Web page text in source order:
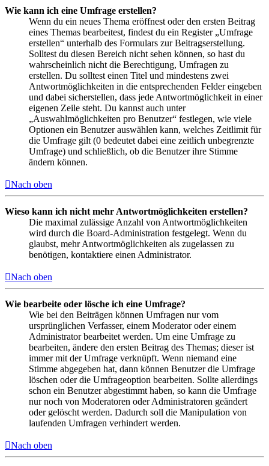
Wie kann ich eine Umfrage erstellen?
Wenn du ein neues Thema eröffnest oder den ersten Beitrag
eines Themas bearbeitest, findest du ein Register „Umfrage
erstellen“ unterhalb des Formulars zur Beitragserstellung.
Solltest du diesen Bereich nicht sehen können, so hast du
wahrscheinlich nicht die Berechtigung, Umfragen zu
erstellen. Du solltest einen Titel und mindestens zwei
Antwortmöglichkeiten in die entsprechenden Felder eingeben
und dabei sicherstellen, dass jede Antwortmöglichkeit in einer
eigenen Zeile steht. Du kannst auch unter
„Auswahlmöglichkeiten pro Benutzer“ festlegen, wie viele
Optionen ein Benutzer auswählen kann, welches Zeitlimit für
die Umfrage gilt (0 bedeutet dabei eine zeitlich unbegrenzte
Umfrage) und schließlich, ob die Benutzer ihre Stimme
ändern können.
Nach oben
Wieso kann ich nicht mehr Antwortmöglichkeiten erstellen?
Die maximal zulässige Anzahl von Antwortmöglichkeiten
wird durch die Board-Administration festgelegt. Wenn du
glaubst, mehr Antwortmöglichkeiten als zugelassen zu
benötigen, kontaktiere einen Administrator.
Nach oben
Wie bearbeite oder lösche ich eine Umfrage?
Wie bei den Beiträgen können Umfragen nur vom
ursprünglichen Verfasser, einem Moderator oder einem
Administrator bearbeitet werden. Um eine Umfrage zu
bearbeiten, ändere den ersten Beitrag des Themas; dieser ist
immer mit der Umfrage verknüpft. Wenn niemand eine
Stimme abgegeben hat, dann können Benutzer die Umfrage
löschen oder die Umfrageoption bearbeiten. Sollte allerdings
schon ein Benutzer abgestimmt haben, so kann die Umfrage
nur noch von Moderatoren oder Administratoren geändert
oder gelöscht werden. Dadurch soll die Manipulation von
laufenden Umfragen verhindert werden.
Nach oben